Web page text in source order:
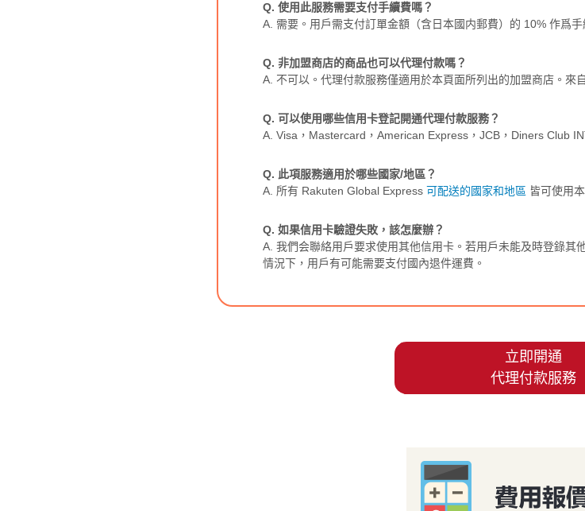
Q. 使用此服務需要支付手續費嗎？
A. 需要。用戶需支付訂單金額（含日本國内郵費）的 10% 作爲
Q. 非加盟商店的商品也可以代理付款嗎？
A. 不可以。代理付款服務僅適用於本頁面所列出的加盟商店。來
Q. 可以使用哪些信用卡登記開通代理付款服務？
A. Visa，Mastercard，American Express，JCB，Diners Club
Q. 此項服務適用於哪些國家/地區？
A. 所有 Rakuten Global Express 可配送的國家和地區 皆可使用
Q. 如果信用卡驗證失敗，該怎麼辦？
A. 我們会聯絡用戶要求使用其他信用卡。若用戶未能及時登錄其
情況下，用戶有可能需要支付國內退件運費。
立即開通
代理付款服務